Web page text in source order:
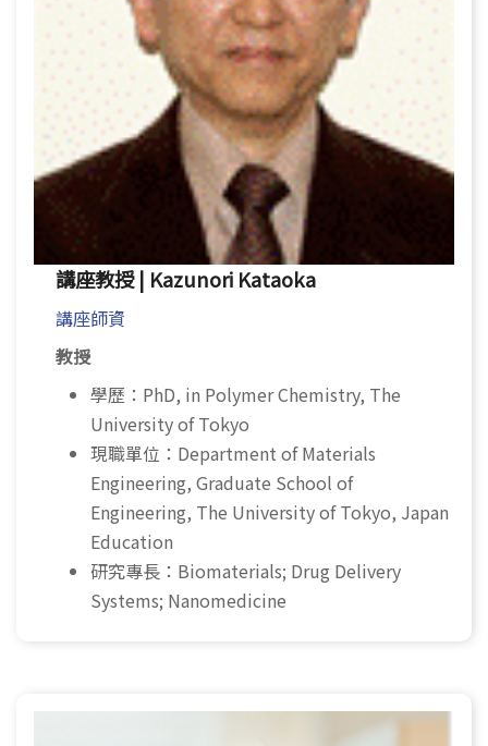
講座教授 | Kazunori Kataoka
講座師資
教授
學歷：PhD, in Polymer Chemistry, The
University of Tokyo
現職單位：Department of Materials
Engineering, Graduate School of
Engineering, The University of Tokyo, Japan
Education
研究專長：Biomaterials; Drug Delivery
Systems; Nanomedicine